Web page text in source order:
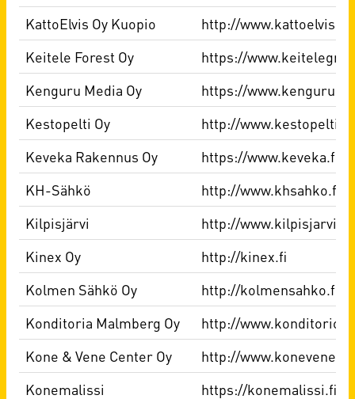
KattoElvis Oy Kuopio
http://www.kattoelvis.fi/
Keitele Forest Oy
https://
Kenguru Media Oy
https://
Kestopelti Oy
http://www.kestopelti.fi
Keveka Rakennus Oy
https://www.keveka.fi/
KH-Sähkö
http://www.khsahko.fi
Kilpisjärvi
http://
Kinex Oy
http://kinex.fi
Kolmen Sähkö Oy
http://kolmensahko.fi
Konditoria Malmberg Oy
http://
Kone & Vene Center Oy
http://
Konemalissi
https://konemalissi.fi/